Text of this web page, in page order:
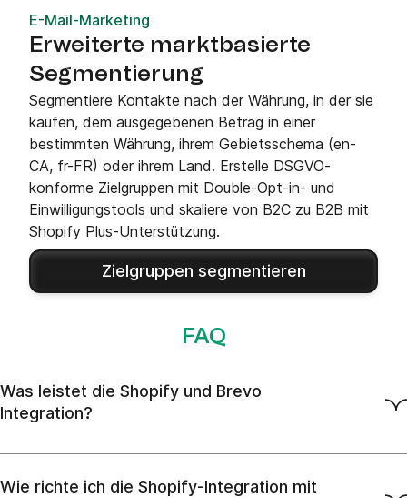
E-Mail-Marketing
Erweiterte marktbasierte
Segmentierung
Segmentiere Kontakte nach der Währung, in der sie
kaufen, dem ausgegebenen Betrag in einer
bestimmten Währung, ihrem Gebietsschema (en-
CA, fr-FR) oder ihrem Land. Erstelle DSGVO-
konforme Zielgruppen mit Double-Opt-in- und
Einwilligungstools und skaliere von B2C zu B2B mit
Shopify Plus-Unterstützung.
Zielgruppen segmentieren
FAQ
Was leistet die Shopify und Brevo
Integration?
Wie richte ich die Shopify-Integration mit